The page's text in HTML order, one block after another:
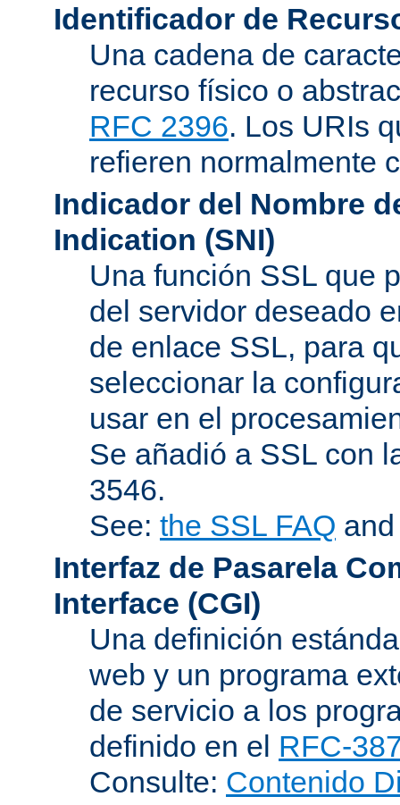
Identificador de
Una cadena de
recurso físico o
RFC 2396. Los URIs
refieren normalmente
Indicador del Nombre
Indication (SNI)
Una función SSL que
del servidor deseado
de enlace SSL, para
seleccionar la
usar en el
Se añadió a SSL con
3546.
See: the SSL FAQ
Interfaz de Pasarela
Interface (CGI)
Una definición
web y un programa
de servicio a los
definido en el RFC-
Consulte: Contenido